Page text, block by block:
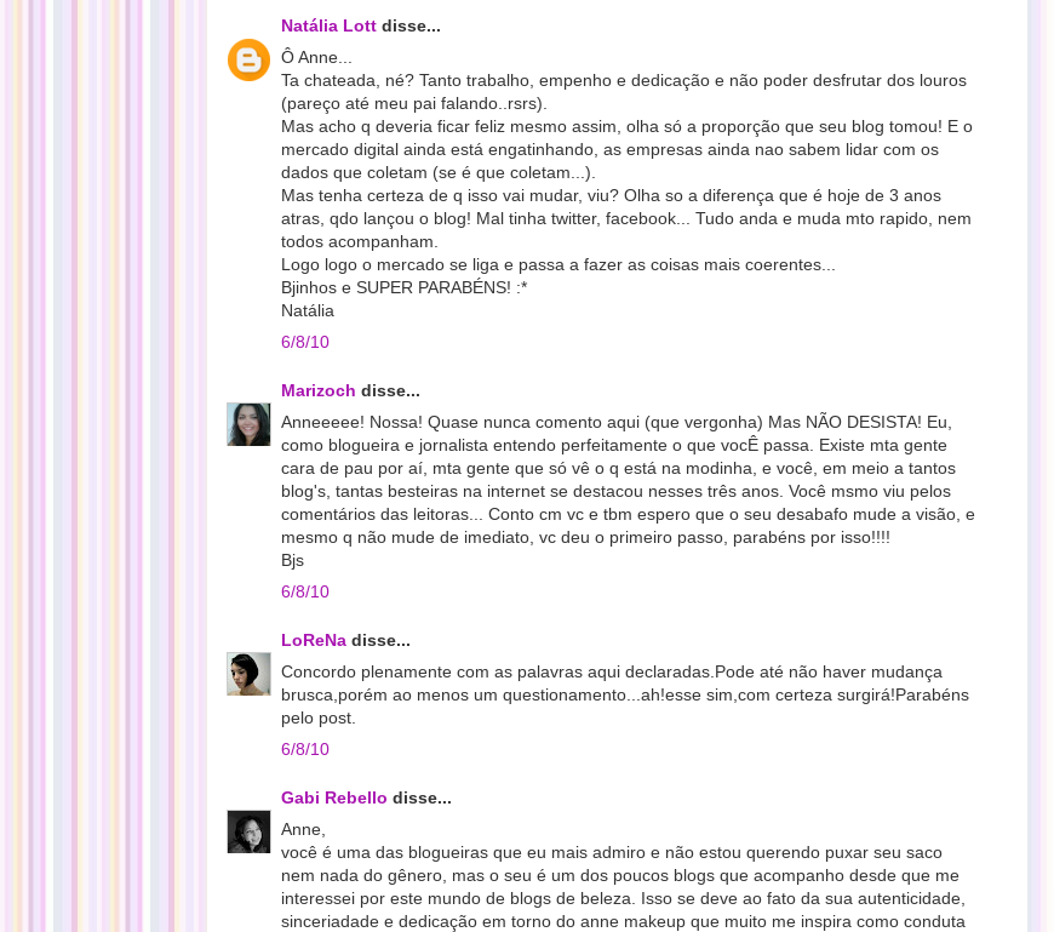
Natália Lott disse...
Ô Anne...
Ta chateada, né? Tanto trabalho, empenho e dedicação e não poder desfrutar dos louros
(pareço até meu pai falando..rsrs).
Mas acho q deveria ficar feliz mesmo assim, olha só a proporção que seu blog tomou! E o
mercado digital ainda está engatinhando, as empresas ainda nao sabem lidar com os
dados que coletam (se é que coletam...).
Mas tenha certeza de q isso vai mudar, viu? Olha so a diferença que é hoje de 3 anos
atras, qdo lançou o blog! Mal tinha twitter, facebook... Tudo anda e muda mto rapido, nem
todos acompanham.
Logo logo o mercado se liga e passa a fazer as coisas mais coerentes...
Bjinhos e SUPER PARABÉNS! :*
Natália
6/8/10
Marizoch disse...
Anneeeee! Nossa! Quase nunca comento aqui (que vergonha) Mas NÃO DESISTA! Eu,
como blogueira e jornalista entendo perfeitamente o que vocÊ passa. Existe mta gente
cara de pau por aí, mta gente que só vê o q está na modinha, e você, em meio a tantos
blog's, tantas besteiras na internet se destacou nesses três anos. Você msmo viu pelos
comentários das leitoras... Conto cm vc e tbm espero que o seu desabafo mude a visão, e
mesmo q não mude de imediato, vc deu o primeiro passo, parabéns por isso!!!!
Bjs
6/8/10
LoReNa disse...
Concordo plenamente com as palavras aqui declaradas.Pode até não haver mudança
brusca,porém ao menos um questionamento...ah!esse sim,com certeza surgirá!Parabéns
pelo post.
6/8/10
Gabi Rebello disse...
Anne,
você é uma das blogueiras que eu mais admiro e não estou querendo puxar seu saco
nem nada do gênero, mas o seu é um dos poucos blogs que acompanho desde que me
interessei por este mundo de blogs de beleza. Isso se deve ao fato da sua autenticidade,
sinceriadade e dedicação em torno do anne makeup que muito me inspira como conduta